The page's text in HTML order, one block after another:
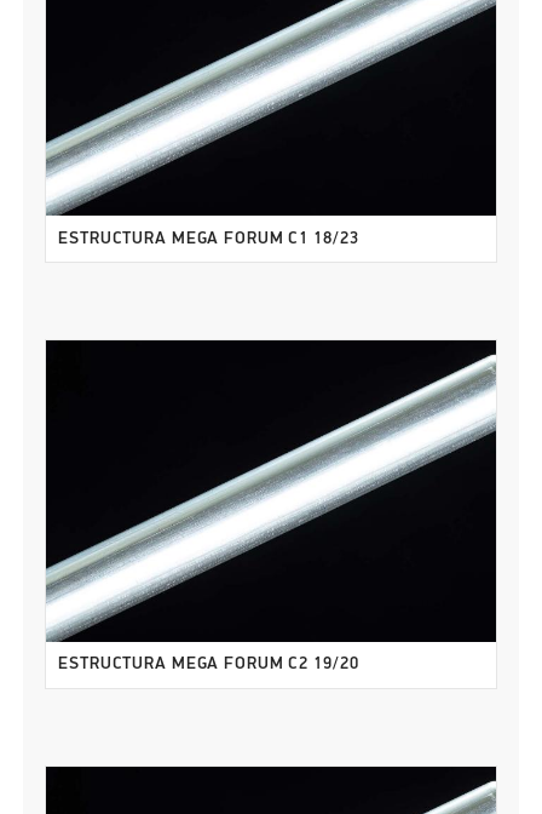
ESTRUCTURA MEGA FORUM C1 18/23
ESTRUCTURA MEGA FORUM C2 19/20